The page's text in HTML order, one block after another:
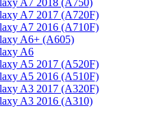
A7 2018 (A750)
A7 2017 (A720F)
A7 2016 (A710F)
A6+ (A605)
A6
A5 2017 (A520F)
A5 2016 (A510F)
A3 2017 (A320F)
A3 2016 (A310)